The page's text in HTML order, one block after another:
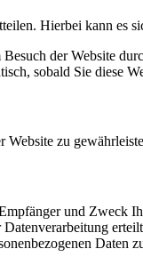
Hierbei kann
der Website
sobald Sie diese
zu
und Zweck